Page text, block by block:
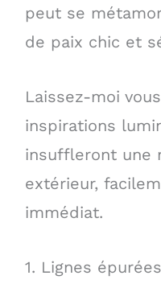
peut se
de paix chic et
Laissez-moi
inspirations
insuffleront une
extérieur,
immédiat.
1. Lignes